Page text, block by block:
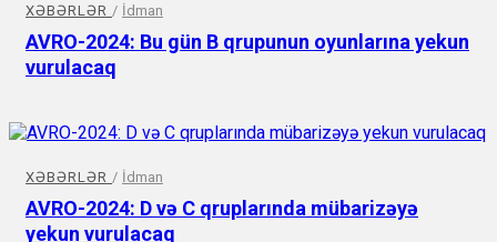
XƏBƏRLƏR / İdman
AVRO-2024: Bu gün B qrupunun oyunlarına yekun
vurulacaq
XƏBƏRLƏR / İdman
AVRO-2024: D və C qruplarında mübarizəyə
yekun vurulacaq